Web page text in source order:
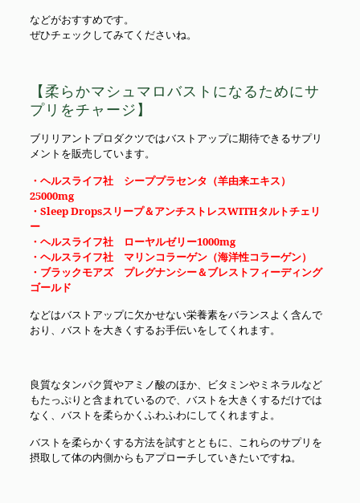
などがおすすめです。
ぜひチェックしてみてくださいね。
【柔らかマシュマロバストになるためにサ
プリをチャージ】
ブリリアントプロダクツではバストアップに期待できるサプリ
メントを販売しています。
・ヘルスライフ社 シーププラセンタ（羊由来エキス）
25000mg
・Sleep Dropsスリープ＆アンチストレスWITHタルトチェリ
ー
・ヘルスライフ社 ローヤルゼリー1000mg
・ヘルスライフ社 マリンコラーゲン（海洋性コラーゲン）
・ブラックモアズ プレグナンシー＆ブレストフィーディング
ゴールド
などはバストアップに欠かせない栄養素をバランスよく含んで
おり、バストを大きくするお手伝いをしてくれます。
良質なタンパク質やアミノ酸のほか、ビタミンやミネラルなど
もたっぷりと含まれているので、バストを大きくするだけでは
なく、バストを柔らかくふわふわにしてくれますよ。
バストを柔らかくする方法を試すとともに、これらのサプリを
摂取して体の内側からもアプローチしていきたいですね。